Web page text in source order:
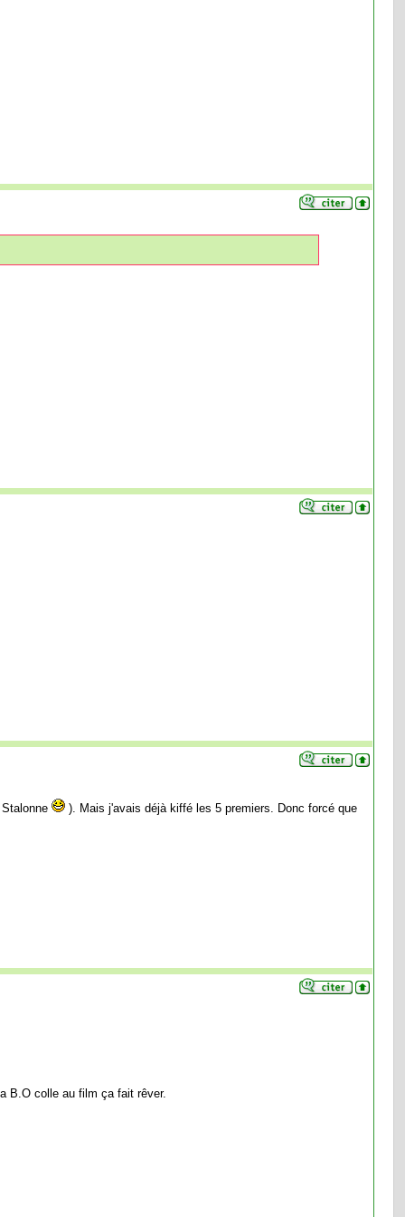
Stalonne ). Mais j'avais déjà kiffé les 5 premiers. Donc forcé que
B.O colle au film ça fait rêver.